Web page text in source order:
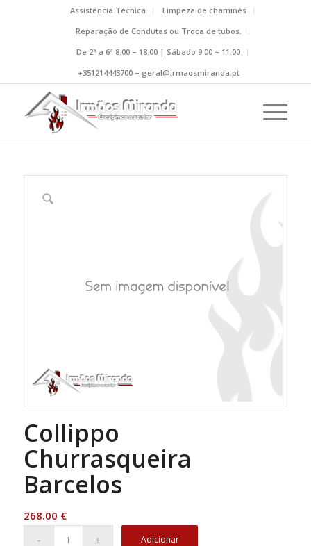
Assistência Técnica
Limpeza de chaminés
Reparação de Condutas ou Troca de tubos.
De 2ª a 6ª 8.00 – 18.00 | Sábado 9.00 – 11.00
+351214443700 – geral@irmaosmiranda.pt
Collippo
Churrasqueira
Barcelos
268.00 €
Adicionar